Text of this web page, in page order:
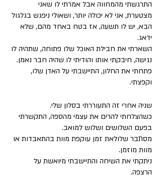
התרגשתי מהמחווה אבל אמרתי לו שאני
מצטערת, אני לא יכולה יותר, ושאולי ניפגש בגלגול
הבא, יש לו תשעה, אז בטח באחד מהם, שלא
ידאג.
השארתי את חבילת האוכל שלו פתוחה, שתהיה לו
נגישה, חיבקתי אותו והודיתי לו שהיה חבר נאמן.
פתחתי את החלון, התיישבתי על האדן שלו,
וקפצתי.
שניה אחרי זה התעוררתי בסלון שלי.
כשהצלחתי להרים את עצמי מהספה, התקשרתי
בפעם השלושים ושלוש למואב.
מסתבר שלולאת זמן עוקפת מוות בהתאבדות או
מוות מוזמן.
ניתקתי את השיחה והתיישבתי מיואשת על
הרצפה.